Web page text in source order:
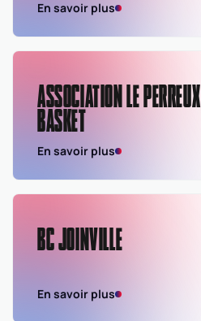
En savoir plus
ASSOCIATION LE PERREUX
BASKET
En savoir plus
BC JOINVILLE
En savoir plus